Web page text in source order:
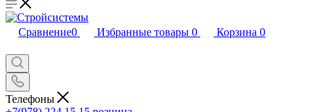
Сравнение0 Избранные товары 0 Корзина 0
Телефоны